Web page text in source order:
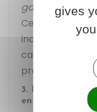
garantie
Cette garantie
incendies ou
causer pendant
prêté.
3. Déterminer
en cas de
gives